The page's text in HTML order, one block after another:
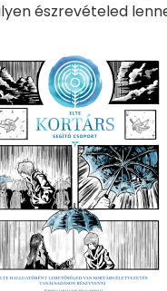
észrevételed